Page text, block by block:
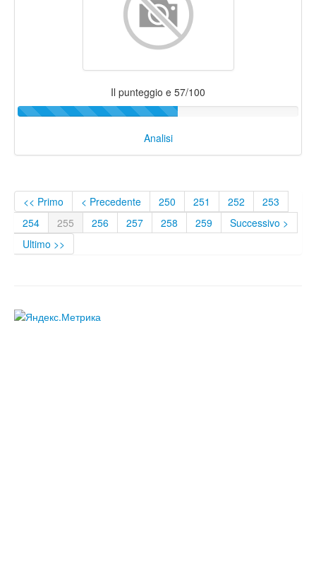
Il punteggio e 57/100
Analisi
<< Primo < Precedente 250 251 252
253
254
255 256 257 258 259
Successivo >
Ultimo >>